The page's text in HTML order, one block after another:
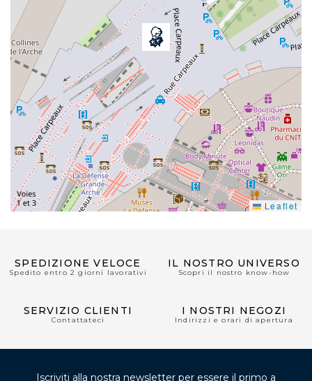
Leaflet
SPEDIZIONE VELOCE
Spedito entro 2 giorni lavorativi
IL NOSTRO UNIVERSO
Scopri il nostro know-how
SERVIZIO CLIENTI
Contattateci
I NOSTRI NEGOZI
Indirizzi e orari di apertura
Iscriviti alla nostra newsletter per essere il primo a